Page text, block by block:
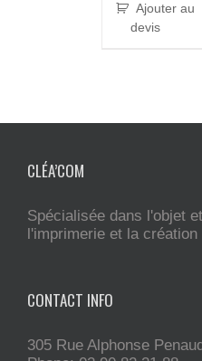
Ajouter au
devis
CLÉA’COM
Spécialisée dans l'objet
l'imprimerie et la création
CONTACT INFO
305 Rue Alphonse